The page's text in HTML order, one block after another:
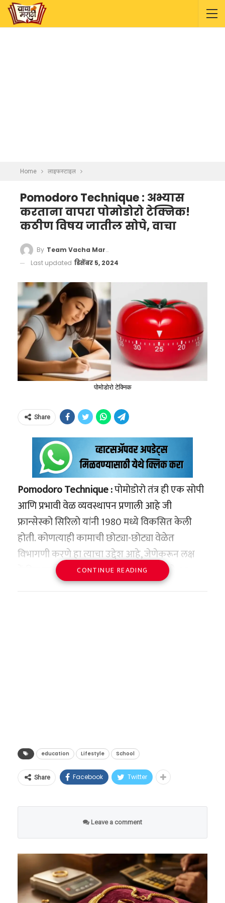
Home लाइफस्टाइल
Pomodoro Technique : अभ्यास
करताना वापरा पोमोडोरो टेक्निक!
कठीण विषय जातील सोपे, वाचा
By Team Vacha Marathi
Last updated डिसेंबर 5, 2024
पोमोडोरो टेक्निक
Share
Pomodoro Technique :पोमोडोरो तंत्र ही एक सोपी
आणि प्रभावी वेळ व्यवस्थापन प्रणाली आहे जी
फ्रान्सेस्को सिरिलो यांनी 1980 मध्ये विकसित केली
होती. कोणत्याही कामाची छोट्या-छोट्या वेळेत
विभागणी करणे हा त्याचा उद्देश आहे, जेणेकरून लक्ष
केंद्रित राहते आणि मानसिक थकवा कमी होतो. 25
मिनिटे काम करण्याचा आणि 5 मिनिटांचा ब्रेक घेण्याचा
सर्वप्रथम तुम्हाला कोणत्या विषयाचा किंवा
उदाहरण: “गणितात त्रिकोणमितीच्या 5 समस्या
सोडवायच्या.”
पोमोडोरो टाइमर सेट करा:
CONTINUE READING
education Lifestyle School
Share Facebook Twitter
Leave a comment